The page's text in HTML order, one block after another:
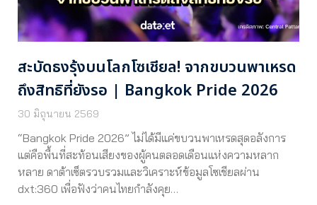
สะบัดธงรุ้งบนโลกโซเชียล! จากขบวนพาเหรด
ถึงสิทธิที่ยังรอ | Bangkok Pride 2026
30 มิถุนายน 2569
“Bangkok Pride 2026” ไม่ได้มีแค่ขบวนพาเหรดสุดอลังการ
แต่คือพื้นที่สะท้อนเสียงของผู้คนตลอดเดือนแห่งความหลาก
หลาย ดาต้าเซ็ตรวบรวมและวิเคราะห์ข้อมูลโซเชียลผ่าน
dxt:360 เพื่อฟังว่าคนไทยกำลังคุย…